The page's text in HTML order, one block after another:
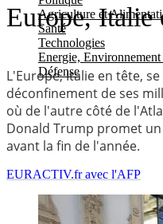
Agriculture et
Santé
Technologies
Energie, Environnement
Défense
Europe, Italie
L'Europe, Italie en tête,
déconfinement de ses
où de l'autre côté de
Donald Trump promet
avant la fin de l'année.
EURACTIV.fr avec l'AFP